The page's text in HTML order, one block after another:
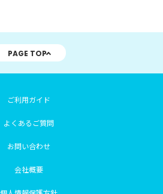
PAGE TOP
ご利用ガイド
よくあるご質問
お問い合わせ
会社概要